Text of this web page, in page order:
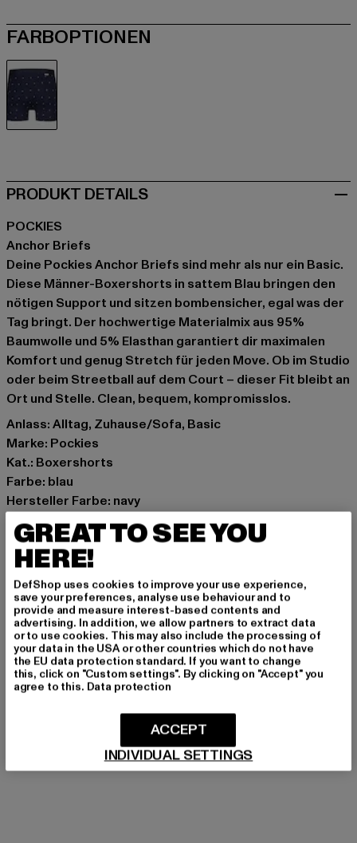
FARBOPTIONEN
PRODUKT DETAILS
POCKIES
Anchor Briefs
Deine Pockies Anchor Briefs sind mehr als nur ein Basic.
Diese Männer-Boxershorts in sattem Blau bringen den
nötigen Support und sitzen bombensicher, egal was der
Tag bringt. Der hochwertige Materialmix aus 95%
Baumwolle und 5% Elasthan garantiert dir maximalen
Komfort und genug Stretch für jeden Move. Ob im Studio
oder beim Streetball auf dem Court – dieser Fit bleibt an
Ort und Stelle. Clean, bequem, kompromisslos.
Anlass: Alltag, Zuhause/Sofa, Basic
Marke: Pockies
Kat.: Boxershorts
Farbe: blau
Hersteller Farbe: navy
Materialzusammensetzung: 95% Baumwolle, 5%
Elasthan
Art.Nr: 1P-ABB-00155
Hersteller: Pockies B.V. |support@pockies.com
Van Boetzelaerstraat 49 | 1051 Amsterdam | NL
GRÖSSE & PASSFORM
LIEFERUNG & RÜCKGABE
GREAT TO SEE YOU
HERE!
DefShop uses cookies to improve your use experience,
save your preferences, analyse use behaviour and to
provide and measure interest-based contents and
advertising. In addition, we allow partners to extract data
or to use cookies. This may also include the processing of
your data in the USA or other countries which do not have
the EU data protection standard. If you want to change
this, click on "Custom settings". By clicking on "Accept" you
agree to this. Data protection
INDIVIDUAL SETTINGS
ACCEPT